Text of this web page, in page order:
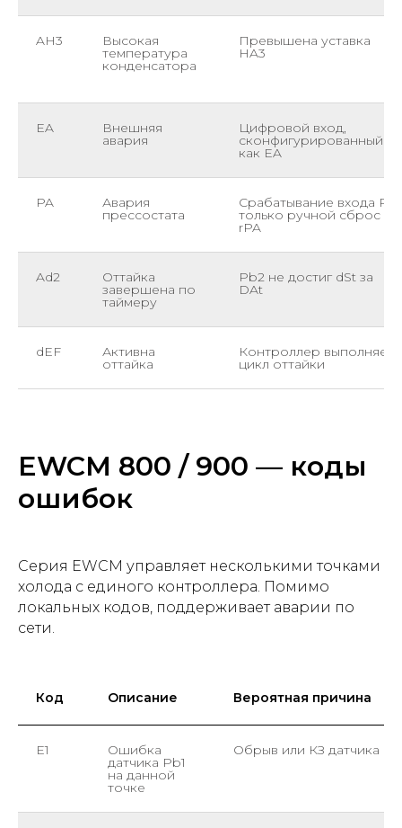
AH3 Высокая
температура
конденсатора
Превышена уставка
HA3
EA Внешняя
авария
Цифровой вход,
сконфигурированный
как EA
PA Авария
прессостата
Срабатывание входа PA,
только ручной сброс
rPA
Ad2 Оттайка
завершена по
таймеру
Pb2 не достиг dSt за
DAt
dEF Активна
оттайка
Контроллер выполняет
цикл оттайки
EWCM 800 / 900 — коды
ошибок
Серия EWCM управляет несколькими точками
холода с единого контроллера. Помимо
локальных кодов, поддерживает аварии по
сети.
Код Описание Вероятная причина
E1 Ошибка
датчика Pb1
на данной
точке
Обрыв или КЗ датчика